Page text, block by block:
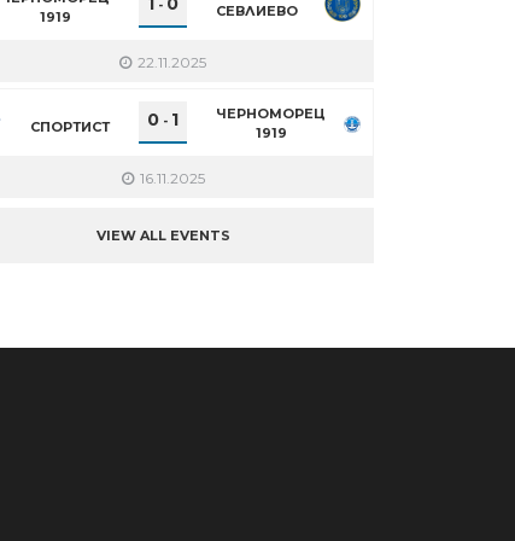
1919
- СЕВЛИЕВО
22.11.2025
СПОРТИСТ 0 - 1
ЧЕРНОМОРЕЦ
1919
16.11.2025
VIEW ALL EVENTS